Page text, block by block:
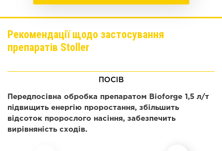
Рекомендації щодо застосування
препаратів Stoller
Передпосівна обробка препаратом Bioforge 1,5 л/т
підвищить енергію проростання, збільшить
відсоток пророслого насіння, забезпечить
вирівняність сходів.
ПОСІВ